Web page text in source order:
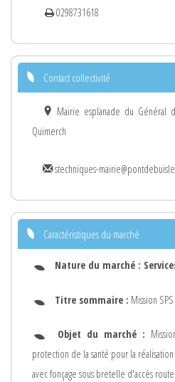
0298731618
Contact collectivité
Mairie esplanade du Général
Quimerch
stechniques-
Caractéristiques du marché
Nature du marché :
Titre sommaire : Mission
Objet du marché :
protection de la santé pour la
avec fonçage sous bretelle d'accès